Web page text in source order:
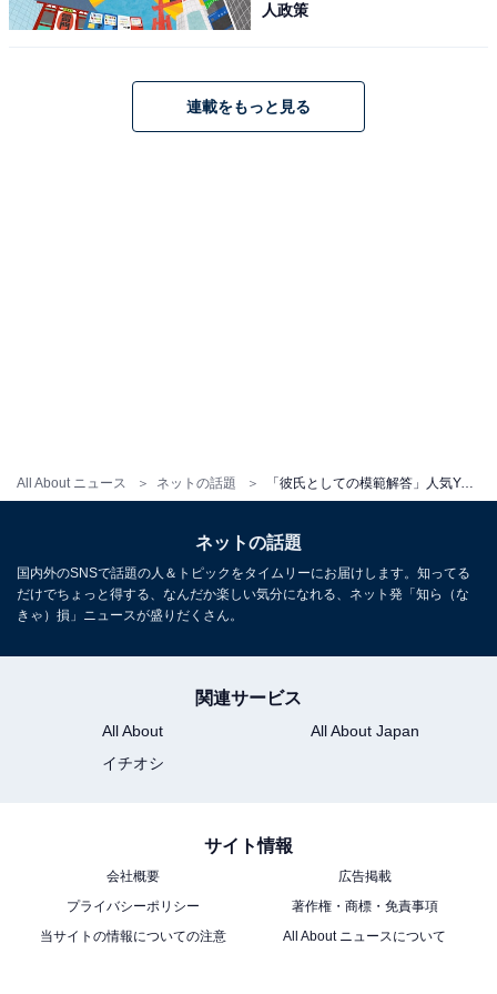
All About ニュース ネットの話題 「彼氏としての模範解答」人気YouTuber・エミリン、恋人とディズニーシーデートへ！ 「いい彼氏だな」
人政策
連載をもっと見る
ネットの話題
国内外のSNSで話題の人＆トピックをタイムリーにお届けします。知ってる
だけでちょっと得する、なんだか楽しい気分になれる、ネット発「知ら（な
きゃ）損」ニュースが盛りだくさん。
関連サービス
All About
All About Japan
イチオシ
サイト情報
会社概要
広告掲載
プライバシーポリシー
著作権・商標・免責事項
当サイトの情報についての注意
All About ニュースについて